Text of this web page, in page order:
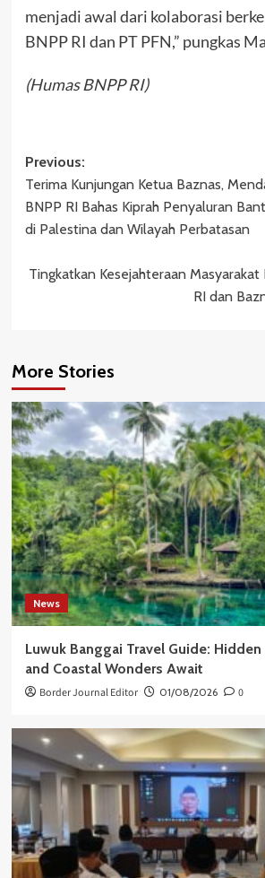
menjadi awal dari kolaborasi
BNPP RI dan PT PFN,” pungkas
(Humas BNPP RI)
Post
navigation
Previous:
Terima Kunjungan Ketua Baznas,
BNPP RI Bahas Kiprah Penyaluran
di Palestina dan Wilayah Perbatasan
Tingkatkan Kesejahteraan Masyarakat
RI dan
More Stories
News
Luwuk Banggai Travel Guide:
and Coastal Wonders Await
Border Journal Editor 01/08/2026 0